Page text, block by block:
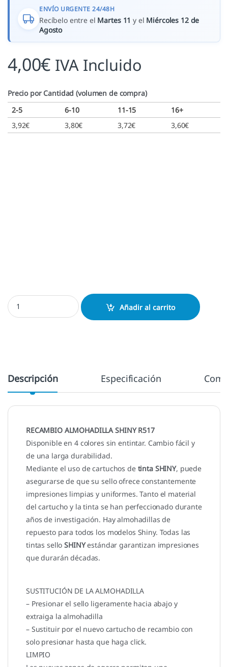
ENVÍO URGENTE 24/48H
Recíbelo entre el Martes 11 y el Miércoles 12 de
Agosto
4,00€ IVA Incluido
Precio por Cantidad (volumen de compra)
2-5
6-10 11-15
16+
3,92€ 3,80€ 3,72€ 3,60€
Almohadilla Shiny R517 cantidad
Añadir al carrito
Descripción Especificación
RECAMBIO ALMOHADILLA SHINY R517
Disponible en 4 colores sin entintar. Cambio fácil y
de una larga durabilidad.
Mediante el uso de cartuchos de tinta SHINY, puede
asegurarse de que su sello ofrece constantemente
impresiones limpias y uniformes. Tanto el material
del cartucho y la tinta se han perfeccionado durante
años de investigación. Hay almohadillas de
repuesto para todos los modelos Shiny. Todas las
tintas selloSHINYestándar garantizan impresiones
que durarán décadas.
SUSTITUCIÓN DE LA ALMOHADILLA
– Presionar el sello ligeramente hacia abajo y
extraiga la almohadilla
– Sustituir por el nuevo cartucho de recambio con
solo presionar hasta que haga click.
LIMPIO